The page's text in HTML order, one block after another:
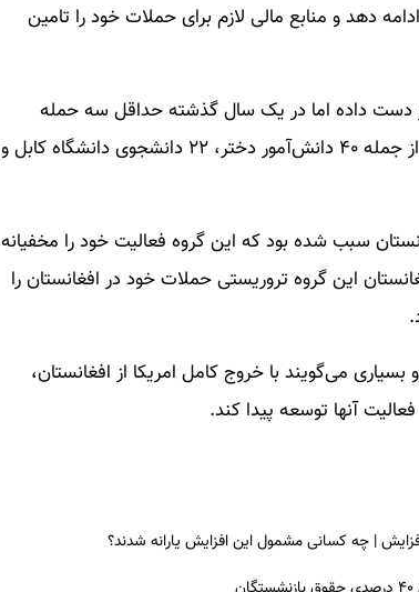
دهد و منابع مالی لازم برای حملات خود را تامین
دست داده اما در یک سال گذشته حداقل سه حمله
خونبار انجام داده و باعث کشته شدن افراد بسیاری شده است. از جمله ۴۰ دانش‌آمور دختر، ۲۲ دانشجوی دانشگاه کابل و
سبب شده بود که این گروه فعالیت خود را مخفیانه
این گروه تروریستی حملات خود در افغانستان را
می‌گویند با خروج کامل امریکا از افغانستان،
آنها توسعه پیدا کند.